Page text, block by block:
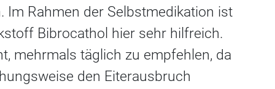
Im Rahmen der Selbstmedikation ist
Bibrocathol hier sehr hilfreich.
mehrmals täglich zu empfehlen, da
den Eiterausbruch